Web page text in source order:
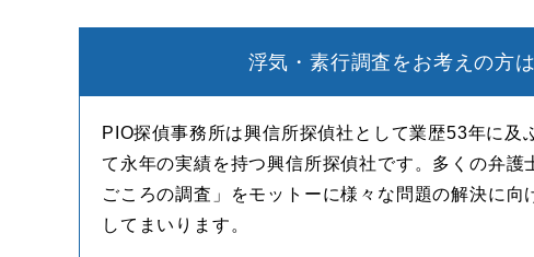
浮気・素行調査をお考えの方
PIO探偵事務所は興信所探偵社として業歴53年に
て永年の実績を持つ興信所探偵社です。多くの弁
ごころの調査」をモットーに様々な問題の解決に
してまいります。